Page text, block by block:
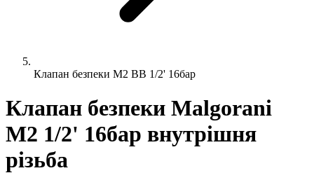
Клапан безпеки М2 ВВ 1/2' 16бар
Клапан безпеки Malgorani
М2 1/2' 16бар внутрішня
різьба